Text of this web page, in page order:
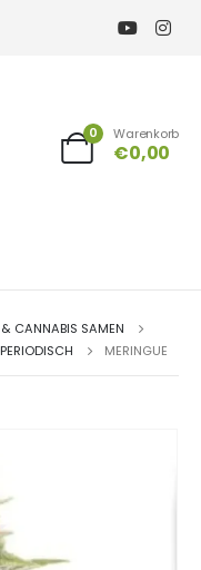
0 Warenkorb
€0,00
& CANNABIS SAMEN
MERINGUE